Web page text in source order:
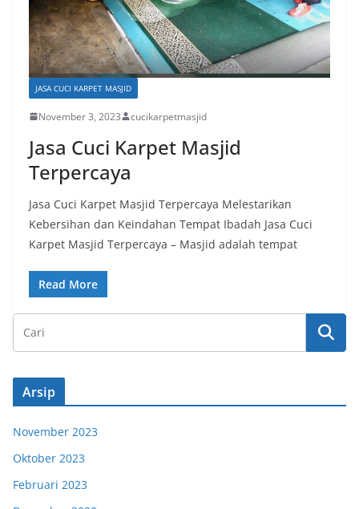
JASA CUCI KARPET MASJID
November 3, 2023 cucikarpetmasjid
Jasa Cuci Karpet Masjid
Terpercaya
Jasa Cuci Karpet Masjid Terpercaya Melestarikan
Kebersihan dan Keindahan Tempat Ibadah Jasa Cuci
Karpet Masjid Terpercaya – Masjid adalah tempat
Read More
Arsip
November 2023
Oktober 2023
Februari 2023